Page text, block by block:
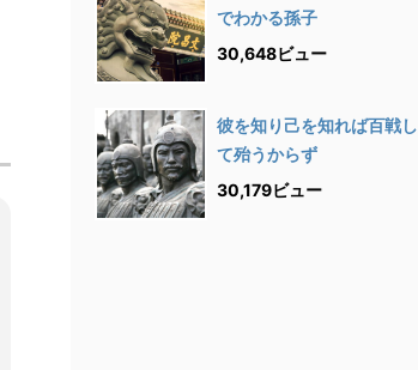
でわかる孫子
30,648ビュー
彼を知り己を知れば百戦し
て殆うからず
30,179ビュー